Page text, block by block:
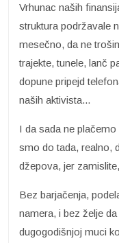
Vrhunac naših
struktura podržavale
mesečno, da ne
trajekte, tunele, lanč
dopune pripejd
naših aktivista...
I da sada ne
smo do tada, realno,
džepova, jer
Bez barjačenja,
namera, i bez želje
dugogodišnjoj muci